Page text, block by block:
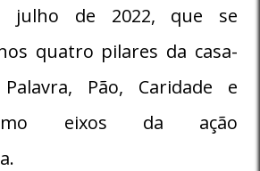
julho de 2022, que se
quatro pilares da casa-
Pão, Caridade e
eixos da ação